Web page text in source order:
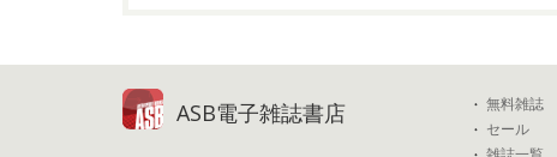
ASB電子雑誌書店
無料雑誌
セール